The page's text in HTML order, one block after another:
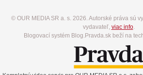
© OUR MEDIA SR a. s. 2026. Autorské práva sú
vydavateľ, viac info.
Blogovací systém Blog.Pravda.sk beží na